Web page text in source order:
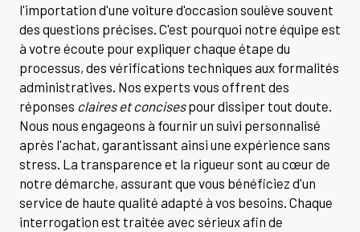
l'importation d'une voiture d'occasion soulève souvent
des questions précises. C'est pourquoi notre équipe est
à votre écoute pour expliquer chaque étape du
processus, des vérifications techniques aux formalités
administratives. Nos experts vous offrent des
réponses claires et concisespour dissiper tout doute.
Nous nous engageons à fournir un suivi personnalisé
après l'achat, garantissant ainsi une expérience sans
stress. La transparence et la rigueur sont au cœur de
notre démarche, assurant que vous bénéficiez d'un
service de haute qualité adapté à vos besoins. Chaque
interrogation est traitée avec sérieux afin de